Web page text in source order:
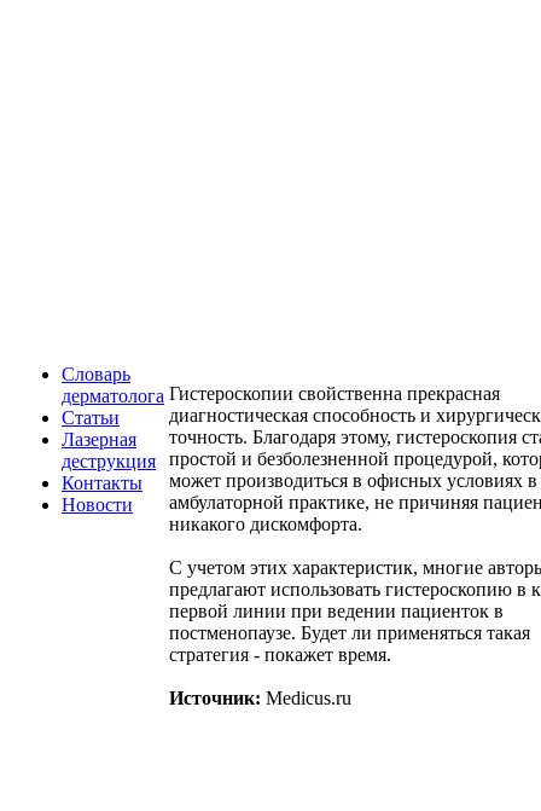
Словарь
дерматолога
Статьи
Лазерная
деструкция
Контакты
Новости
Гистероскопии свойственна прекрасная
диагностическая способность и
точность. Благодаря этому, гистероскопия
простой и безболезненной процедурой,
может производиться в офисных условиях в
амбулаторной практике, не причиняя
никакого дискомфорта.
С учетом этих характеристик, многие
предлагают использовать гистероскопию в
первой линии при ведении пациенток в
постменопаузе. Будет ли применяться такая
стратегия - покажет время.
Источник: Medicus.ru